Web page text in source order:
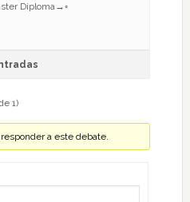
Diploma→◦
1)
a este debate.